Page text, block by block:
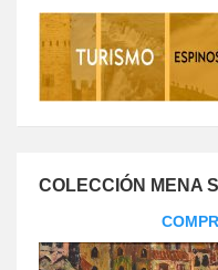
COLECCIÓN MENA